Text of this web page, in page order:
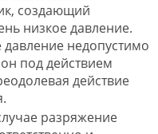
создающий
низкое давление.
давление недопустимо
под действием
действие
разряжение